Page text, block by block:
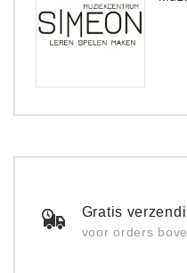
Gratis
voor orders